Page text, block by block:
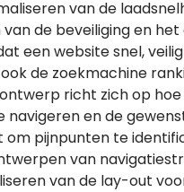
van de
de beveiliging en
een website snel,
de zoekmachine
richt zich op
en de
pijnpunten te
van
van de lay-out